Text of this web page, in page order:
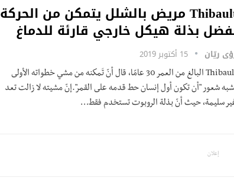
Thibault مريض بالشلل يتمكن من الحركة
بذلة هيكل خارجي قارئة للدماغ
ريّان 15 أكتوبر 2019
Thibault البالغ من العمر 30 عامًا، قال أنّ تَمكنه من مشي خطواته الأولى
شعور "أن تكون أول إنسان حط قدمه على القمر".إنّ مشيته لا زالت تعد
سليمة، حيث أنّ بذلة الروبوت تستخدم فقط…
إعلان